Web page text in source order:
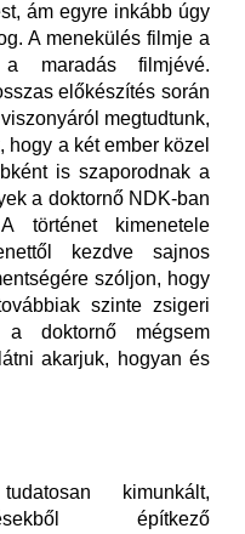
ám egyre inkább úgy
A menekülés filmje a
maradás filmjévé.
előkészítés során
megtudtunk,
a két ember közel
is szaporodnak a
a doktornő NDK-ban
történet kimenetele
kezdve sajnos
szóljon, hogy
szinte zsigeri
a doktornő mégsem
akarjuk, hogyan és
kimunkált,
építkező